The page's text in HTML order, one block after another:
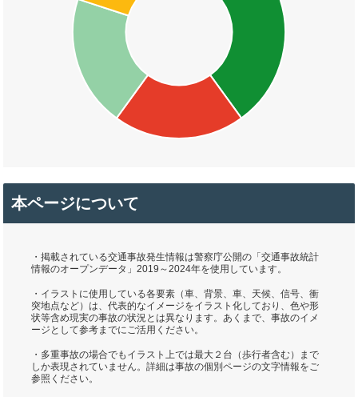
本ページについて
・掲載されている交通事故発生情報は警察庁公開の「交通事故統計
情報のオープンデータ」2019～2024年を使用しています。
・イラストに使用している各要素（車、背景、車、天候、信号、衝
突地点など）は、代表的なイメージをイラスト化しており、色や形
状等含め現実の事故の状況とは異なります。あくまで、事故のイメ
ージとして参考までにご活用ください。
・多重事故の場合でもイラスト上では最大２台（歩行者含む）まで
しか表現されていません。詳細は事故の個別ページの文字情報をご
参照ください。